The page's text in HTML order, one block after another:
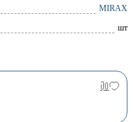
MIRAX
шт